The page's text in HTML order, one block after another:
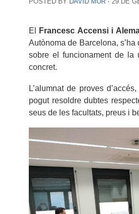
El Francesc Accensi i
Autònoma de Barcelona,
sobre el funcionament de
concret.
L’alumnat de proves
pogut resoldre dubtes
seus de les facultats, preus i